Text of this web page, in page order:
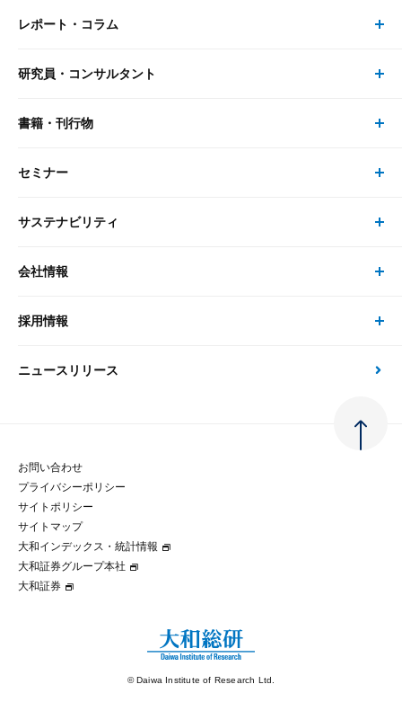
事業・ソリューション トップ
リサーチ
大和総研の強み
先端テクノロジーに基づく新たな価値の創出
レポート・コラム
レポート・コラム トップ
最新のレポート・コラム
政策分析
金融経済教育等
コラム
大和インデックス・統計情報
研究員・コンサルタント
研究員・コンサルタント トップ
研究員
書籍・刊行物
書籍・刊行物 トップ
書籍
セミナー
セミナー トップ
現在受付中のセミナー・イベント
サステナビリティ
サステナビリティの取り組み
次世代社会への貢献
マルチステークホルダー方針
パートナーシップ構築宣言
会社情報
会社情報 トップ
会社概要・役員一覧
大和総研の歩み
グループ会社
採用情報
採用情報 トップ
経験者採用
ニュースリリース
お問い合わせ
プライバシーポリシー
サイトポリシー
サイトマップ
大和インデックス・統計情報
大和証券グループ本社
大和証券
© Daiwa Institute of Research Ltd.